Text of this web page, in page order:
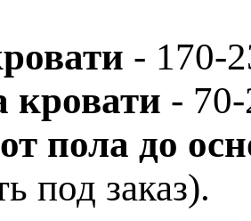
- 170-
-
пола до
под заказ).